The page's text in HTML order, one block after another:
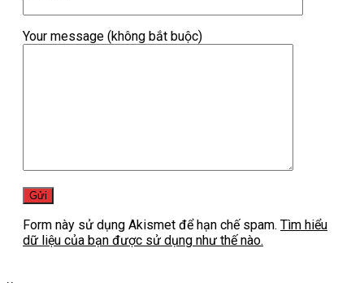
Your message (không bắt buộc)
Form này sử dụng Akismet để hạn chế spam. Tìm hiểu
dữ liệu của bạn được sử dụng như thế nào.